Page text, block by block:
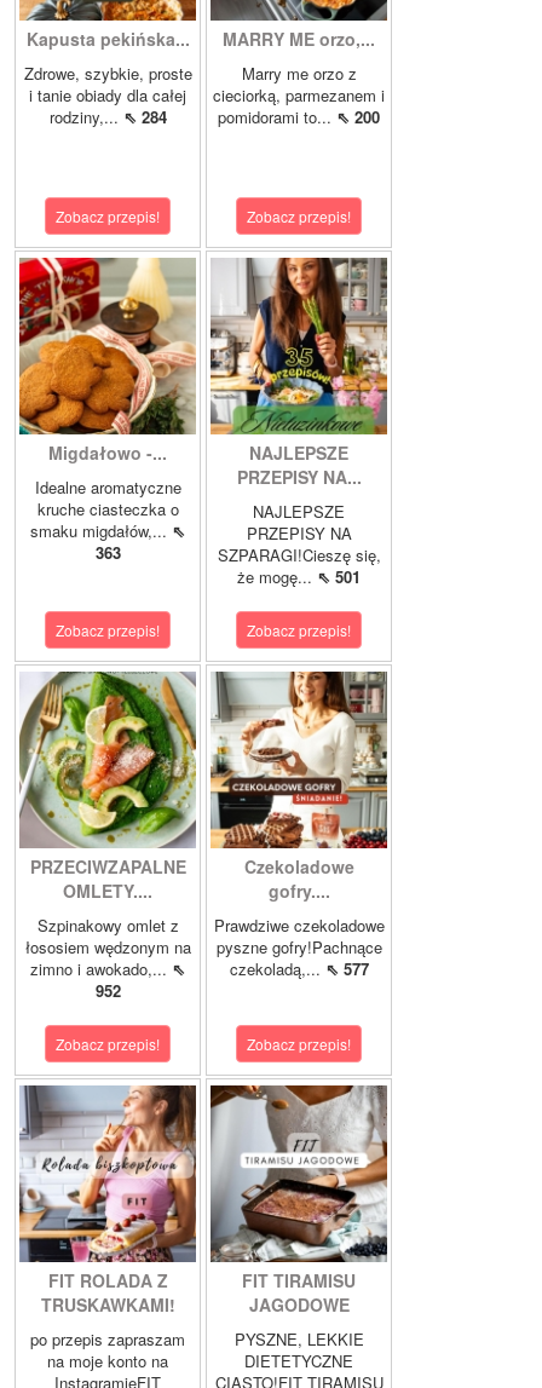
Kapusta pekińska...
Zdrowe, szybkie, proste
i tanie obiady dla całej
rodziny,... ⇖ 284
Zobacz przepis!
MARRY ME orzo,...
Marry me orzo z
cieciorką, parmezanem i
pomidorami to... ⇖ 200
Zobacz przepis!
Migdałowo -...
Idealne aromatyczne
kruche ciasteczka o
smaku migdałów,... ⇖
363
Zobacz przepis!
NAJLEPSZE
PRZEPISY NA...
NAJLEPSZE
PRZEPISY NA
SZPARAGI!Cieszę się,
że mogę... ⇖ 501
Zobacz przepis!
PRZECIWZAPALNE
OMLETY....
Szpinakowy omlet z
łososiem wędzonym na
zimno i awokado,... ⇖
952
Zobacz przepis!
Czekoladowe
gofry....
Prawdziwe czekoladowe
pyszne gofry!Pachnące
czekoladą,... ⇖ 577
Zobacz przepis!
FIT ROLADA Z
TRUSKAWKAMI!
po przepis zapraszam
na moje konto na
InstagramieFIT
FIT TIRAMISU
JAGODOWE
PYSZNE, LEKKIE
DIETETYCZNE
CIASTO!FIT TIRAMISU